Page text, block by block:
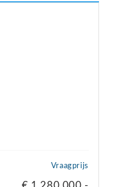
Vraagprijs